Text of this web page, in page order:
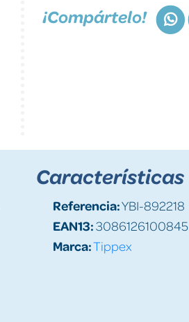
¡Compártelo!
Características
Referencia:YBI-892218
EAN13:3086126100845
Marca:Tippex